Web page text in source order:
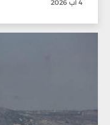
4 آب 2026